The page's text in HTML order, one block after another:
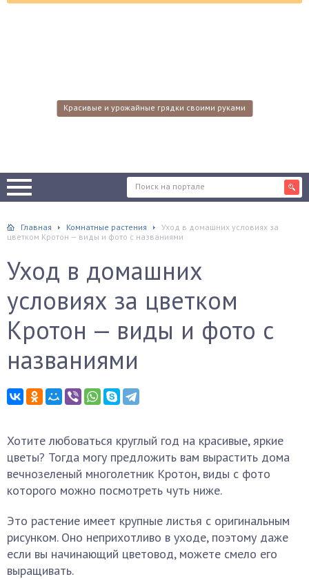
Красивые и урожайные грядки своими руками
Главная Комнатные растения
Уход в домашних условиях за
цветком Кротон — виды и фото с названиями
Уход в домашних
условиях за цветком
Кротон — виды и фото с
названиями
Хотите любоваться круглый год на красивые, яркие
цветы? Тогда могу предложить вам вырастить дома
вечнозеленый многолетник Кротон, виды с фото
которого можно посмотреть чуть ниже.
Это растение имеет крупные листья с оригинальным
рисунком. Оно неприхотливо в уходе, поэтому даже
если вы начинающий цветовод, можете смело его
выращивать.